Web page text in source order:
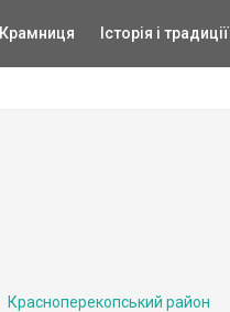
Крамниця Історія і традиції
Красноперекопський район